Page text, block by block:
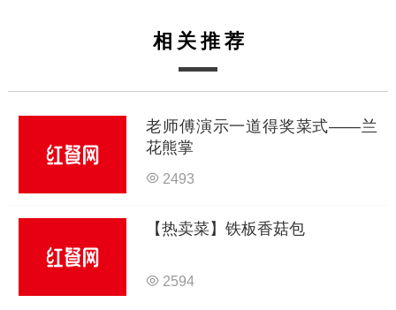
相关推荐
老师傅演示一道得奖菜式——兰
花熊掌
2493
【热卖菜】铁板香菇包
2594